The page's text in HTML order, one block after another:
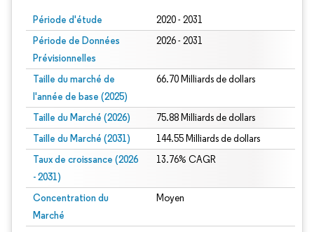
Période d'étude 2020 - 2031
Période de Données
Prévisionnelles
2026 - 2031
Taille du marché de
l'année de base (2025)
66.70 Milliards de dollars
Taille du Marché (2026) 75.88 Milliards de dollars
Taille du Marché (2031) 144.55 Milliards de dollars
Taux de croissance (2026
- 2031)
13.76% CAGR
Concentration du
Marché
Moyen